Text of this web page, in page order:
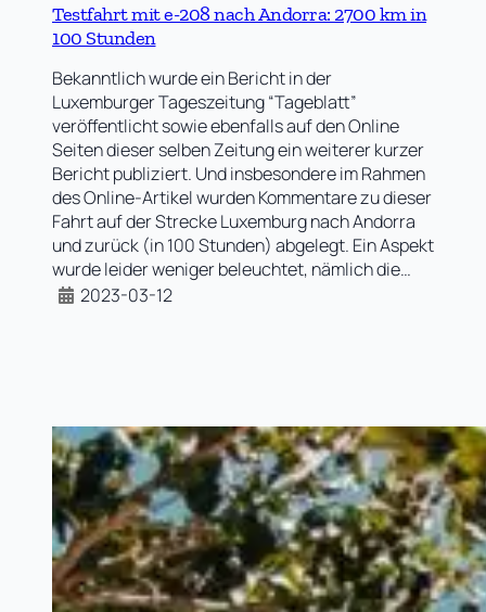
Testfahrt mit e-208 nach Andorra: 2700 km in
100 Stunden
Bekanntlich wurde ein Bericht in der
Luxemburger Tageszeitung “Tageblatt”
veröffentlicht sowie ebenfalls auf den Online
Seiten dieser selben Zeitung ein weiterer kurzer
Bericht publiziert. Und insbesondere im Rahmen
des Online-Artikel wurden Kommentare zu dieser
Fahrt auf der Strecke Luxemburg nach Andorra
und zurück (in 100 Stunden) abgelegt. Ein Aspekt
wurde leider weniger beleuchtet, nämlich die…
2023-03-12